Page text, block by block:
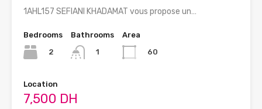
1AHL157 SEFIANI KHADAMAT vous propose un…
Bedrooms
2
Bathrooms
1
Area
60
Location
7,500 DH